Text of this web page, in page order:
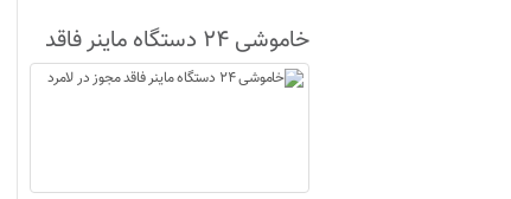
خاموشی ۲۴ دستگاه ماینر فاقد
مجوز در لامرد